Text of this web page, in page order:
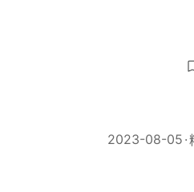
2023-08-05